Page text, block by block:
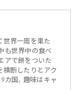
世界一周を果た
も世界中の食べ
アで餅をついた
横断したりとアク
カ国。趣味はキャ